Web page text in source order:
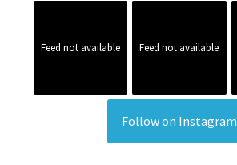
Feed not available Feed not available
Follow on Instagram